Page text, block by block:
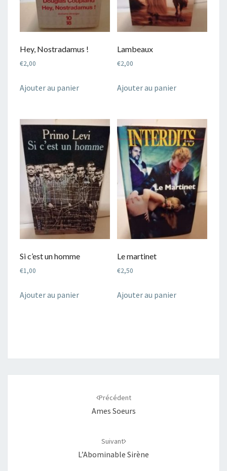
Hey, Nostradamus !
€2,00
Ajouter au panier
Lambeaux
€2,00
Ajouter au panier
Si c’est un homme
€1,00
Ajouter au panier
Le martinet
€2,50
Ajouter au panier
Précédent
Ames Soeurs
Suivant
L’Abominable Sirène